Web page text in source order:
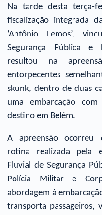
Na tarde desta terça-
fiscalização integrada
‘Antônio Lemos’,
Segurança Pública e
resultou na
entorpecentes
skunk, dentro de duas
uma embarcação
destino em Belém.
A apreensão ocorreu
rotina realizada pela
Fluvial de Segurança
Polícia Militar e
abordagem à
transporta passageiros,